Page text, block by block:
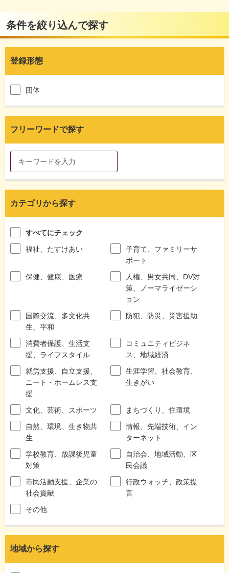
条件を絞り込んで探す
登録形態
団体
フリーワードで探す
カテゴリから探す
すべてにチェック
福祉、たすけあい
子育て、ファミリーサ
ポート
保健、健康、医療
人権、男女共同、DV対
策、ノーマライゼーシ
ョン
国際交流、多文化共
生、平和
防犯、防災、災害援助
消費者保護、生活支
援、ライフスタイル
コミュニティビジネ
ス、地域経済
就労支援、自立支援、
ニート・ホームレス支
援
生涯学習、社会教育、
生きがい
文化、芸術、スポーツ
まちづくり、住環境
自然、環境、生き物共
生
情報、先端技術、イン
ターネット
学校教育、放課後児童
対策
自治会、地域活動、区
民会議
市民活動支援、企業の
社会貢献
行政ウォッチ、政策提
言
その他
地域から探す